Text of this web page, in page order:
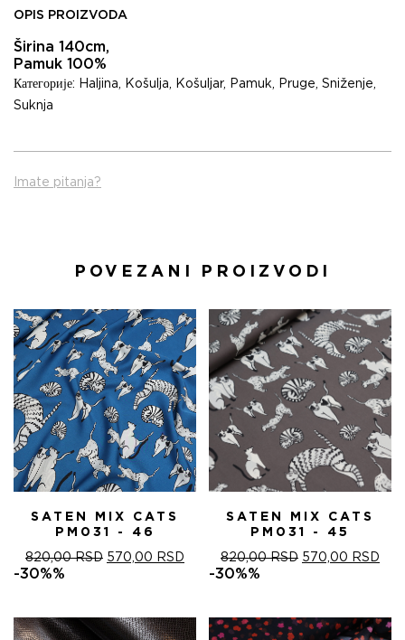
OPIS PROIZVODA
Širina 140cm,
Pamuk 100%
Категорије: Haljina, Košulja, Košuljar, Pamuk, Pruge, Sniženje,
Suknja
Imate pitanja?
POVEZANI PROIZVODI
SATEN MIX CATS
PM031 - 46
820,00RSD ОРИГИНАЛНА
820,00 RSD.
570,00 RSD ТРЕНУТНА
ЦЕНА
-30%%
SATEN MIX CATS
PM031 - 45
820,00RSD ОРИГИНАЛНА
820,00 RSD.
570,00 RSD
-30%%